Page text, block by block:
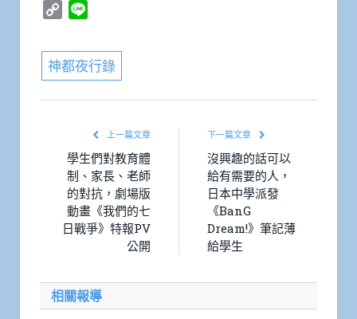
Copy
神都夜行錄
上一篇文章
學生們對教育體
制、家長、老師
的對抗，劇場版
動畫《我們的七
日戰爭》特報PV
公開
下一篇文章
沒興趣的話可以
給有需要的人，
日本中學派發
《BanG
Dream!》筆記薄
給學生
相關報導